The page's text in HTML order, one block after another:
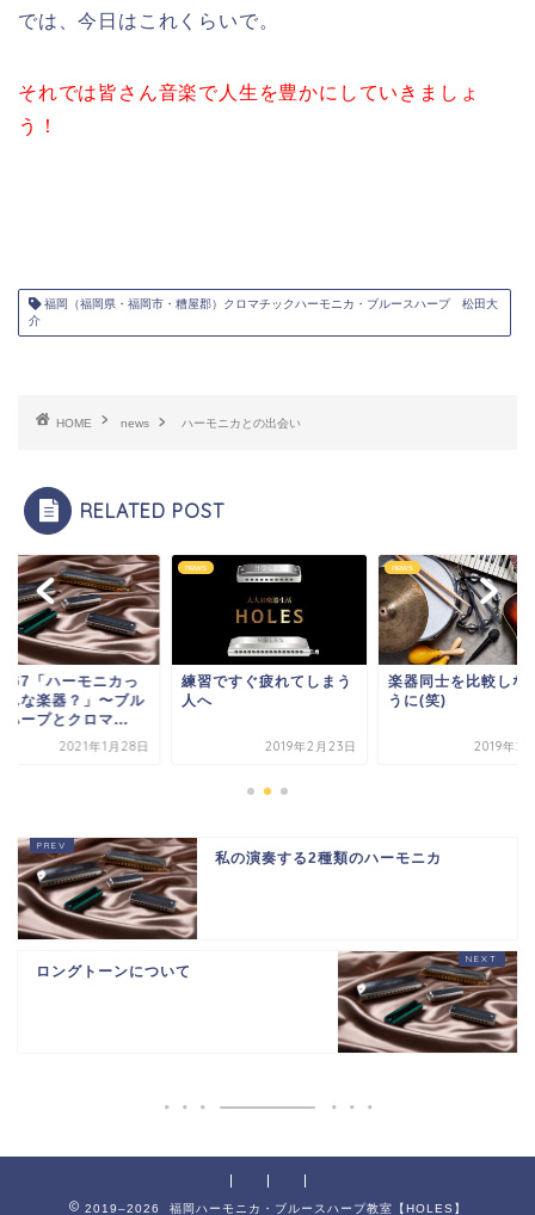
では、今日はこれくらいで。
それでは皆さん音楽で人生を豊かにしていきましょ
う！
福岡（福岡県・福岡市・糟屋郡）クロマチックハーモニカ・ブルースハープ 松田大
介
HOME news ハーモニカとの出会い
RELATED POST
「ハーモニカっ
んな楽器？」〜ブル
ハープとクロマ...
2021年1月28日
news
練習ですぐ疲れてしまう
人へ
2019年2月23日
news
楽器同士を比較しな
うに(笑)
2019年2
私の演奏する2種類のハーモニカ
ロングトーンについて
2019–2026 福岡ハーモニカ・ブルースハープ教室【HOLES】